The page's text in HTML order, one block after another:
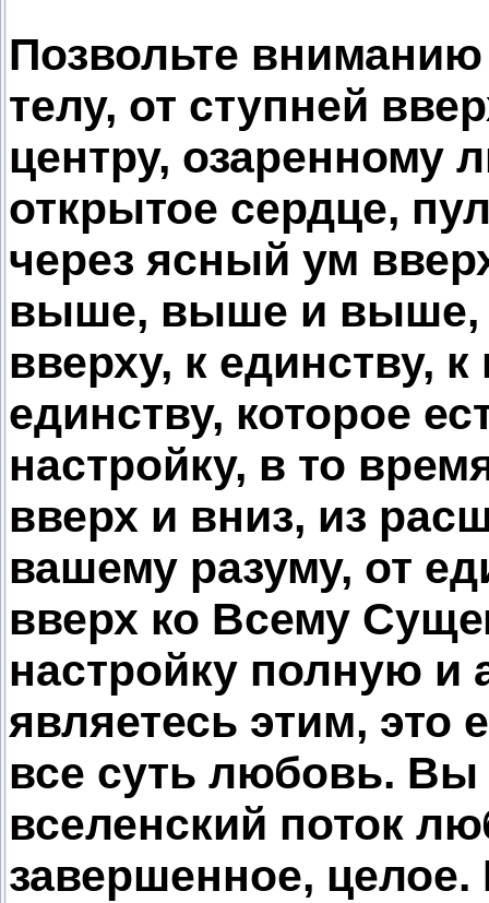
Позвольте
телу, от ступней
центру, озаренному
открытое сердце,
через ясный ум
выше, выше и выше,
вверху, к единству,
единству, которое
настройку, в то
вверх и вниз, из
вашему разуму, от
вверх ко Всему
настройку полную
являетесь этим, это
все суть любовь.
вселенский поток
завершенное,